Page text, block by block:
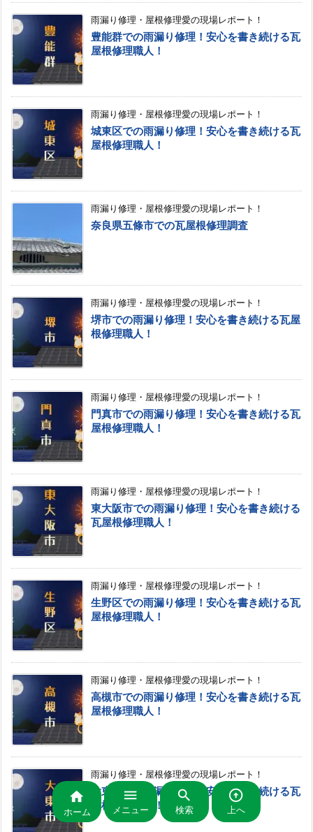
雨漏り修理・屋根修理愛の現場レポート！
豊能群での雨漏り修理！安心を書き続ける瓦
屋根修理職人！
雨漏り修理・屋根修理愛の現場レポート！
城東区での雨漏り修理！安心を書き続ける瓦
屋根修理職人！
雨漏り修理・屋根修理愛の現場レポート！
奈良県五條市での瓦屋根修理調査
雨漏り修理・屋根修理愛の現場レポート！
堺市での雨漏り修理！安心を書き続ける瓦屋
根修理職人！
雨漏り修理・屋根修理愛の現場レポート！
門真市での雨漏り修理！安心を書き続ける瓦
屋根修理職人！
雨漏り修理・屋根修理愛の現場レポート！
東大阪市での雨漏り修理！安心を書き続ける
瓦屋根修理職人！
雨漏り修理・屋根修理愛の現場レポート！
生野区での雨漏り修理！安心を書き続ける瓦
屋根修理職人！
雨漏り修理・屋根修理愛の現場レポート！
高槻市での雨漏り修理！安心を書き続ける瓦
屋根修理職人！
雨漏り修理・屋根修理愛の現場レポート！
大東市での雨漏り修理！安心を書き続ける瓦
屋根修理職人！

ホーム

メニュー

検索

上へ